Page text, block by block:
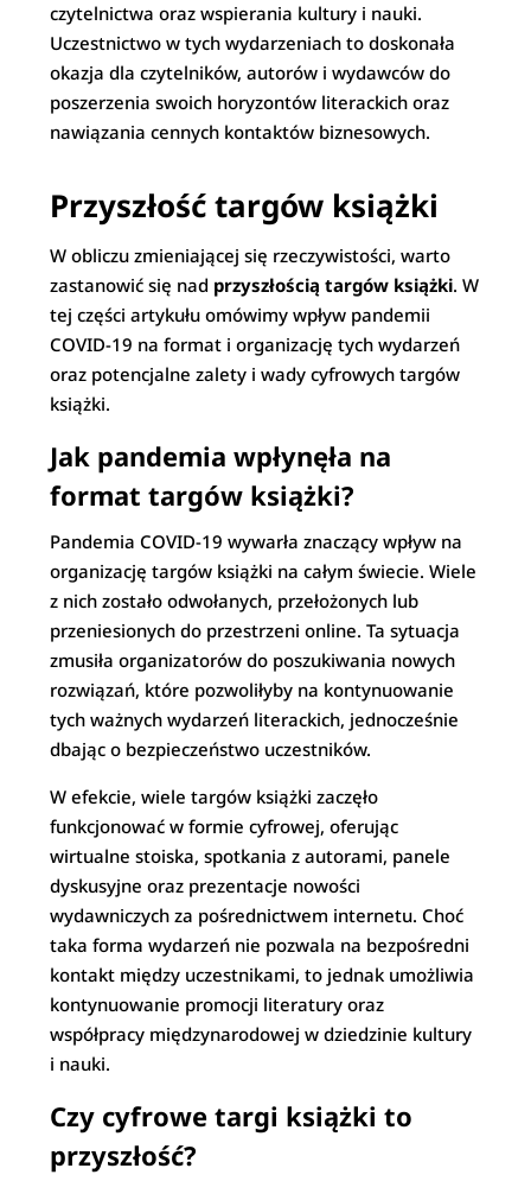
czytelnictwa oraz wspierania kultury i nauki.
Uczestnictwo w tych wydarzeniach to doskonała
okazja dla czytelników, autorów i wydawców do
poszerzenia swoich horyzontów literackich oraz
nawiązania cennych kontaktów biznesowych.
Przyszłość targów książki
W obliczu zmieniającej się rzeczywistości, warto
zastanowić się nad przyszłością targów książki. W
tej części artykułu omówimy wpływ pandemii
COVID-19 na format i organizację tych wydarzeń
oraz potencjalne zalety i wady cyfrowych targów
książki.
Jak pandemia wpłynęła na
format targów książki?
Pandemia COVID-19 wywarła znaczący wpływ na
organizację targów książki na całym świecie. Wiele
z nich zostało odwołanych, przełożonych lub
przeniesionych do przestrzeni online. Ta sytuacja
zmusiła organizatorów do poszukiwania nowych
rozwiązań, które pozwoliłyby na kontynuowanie
tych ważnych wydarzeń literackich, jednocześnie
dbając o bezpieczeństwo uczestników.
W efekcie, wiele targów książki zaczęło
funkcjonować w formie cyfrowej, oferując
wirtualne stoiska, spotkania z autorami, panele
dyskusyjne oraz prezentacje nowości
wydawniczych za pośrednictwem internetu. Choć
taka forma wydarzeń nie pozwala na bezpośredni
kontakt między uczestnikami, to jednak umożliwia
kontynuowanie promocji literatury oraz
współpracy międzynarodowej w dziedzinie kultury
i nauki.
Czy cyfrowe targi książki to
przyszłość?